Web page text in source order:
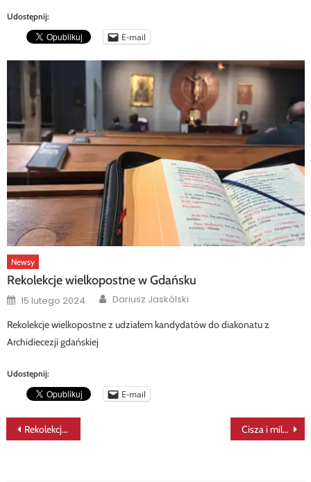
Udostępnij:
E-mail
Newsy
Rekolekcje wielkopostne w Gdańsku
Posted
on
15 lutego 2024 Author
Dariusz Jaskólski
Rekolekcje wielkopostne z udziałem kandydatów do diakonatu z
Archidiecezji gdańskiej
Udostępnij:
E-mail
Nawigacja
Rekolekcje dla diakonów stałych Cisza i milczenie w życiu i posłudze diakona stałego